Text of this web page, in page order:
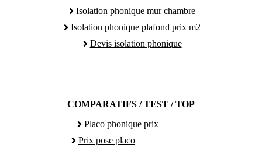
Isolation phonique mur chambre
Isolation phonique plafond prix m2
Devis isolation phonique
COMPARATIFS / TEST / TOP
Placo phonique prix
Prix pose placo